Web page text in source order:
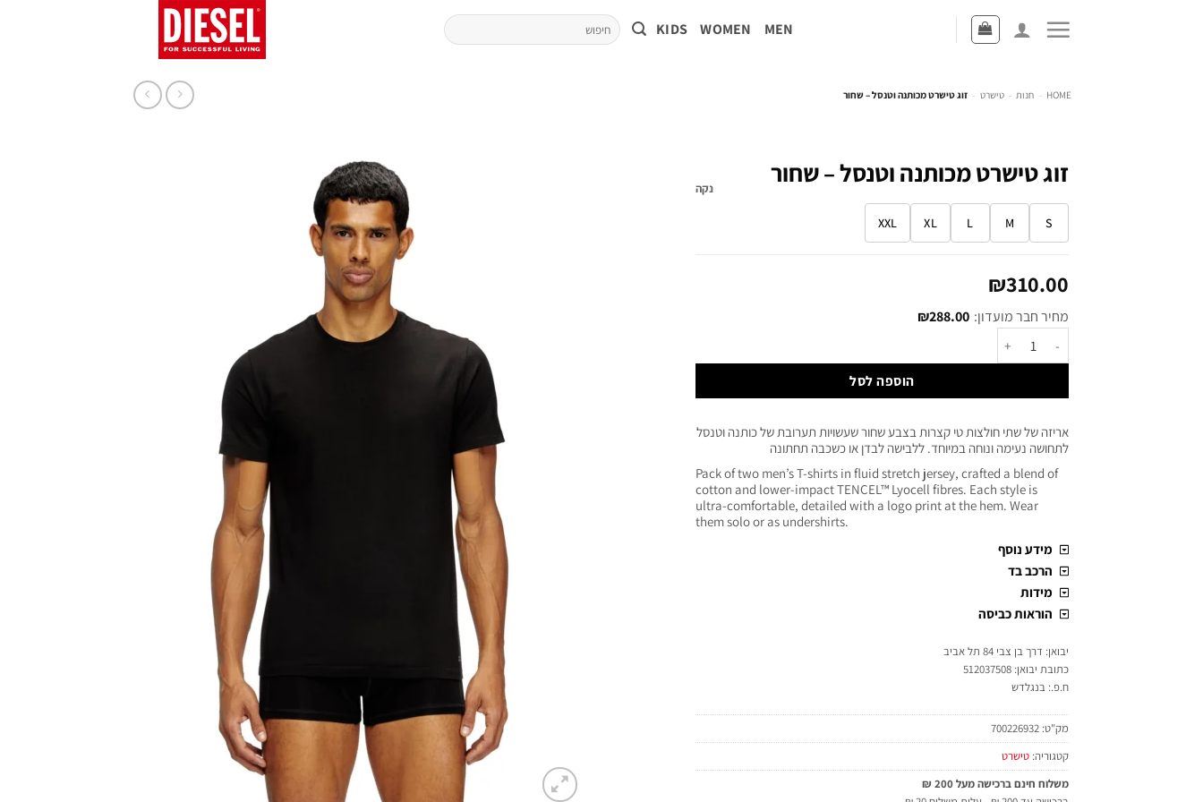
MEN
WOMEN
KIDS
HOME
- חנות - טישרט - זוג טישרט מכותנה וטנסל – שחור
זוג טישרט מכותנה וטנסל – שחור
S
M
L
XL
XXL
נקה
₪310.00
מחיר חבר מועדון: ₪288.00
הוספה לסל
אריזה של שתי חולצות טי קצרות בצבע שחור שעשויות תערובת של כותנה וטנסל
לתחושה נעימה ונוחה במיוחד. ללבישה לבדן או כשכבה תחתונה
Pack of two men’s T-shirts in fluid stretch jersey, crafted a blend of
cotton and lower-impact TENCEL™ Lyocell fibres. Each style is
ultra-comfortable, detailed with a logo print at the hem. Wear
them solo or as undershirts.
מידע נוסף
הרכב בד
מידות
הוראות כביסה
יבואן: דרך בן צבי 84 תל אביב
כתובת יבואן: 512037508
ח.פ.: בנגלדש
מק"ט: 700226932
קטגוריה: טישרט
משלוח חינם ברכישה מעל 200 ₪